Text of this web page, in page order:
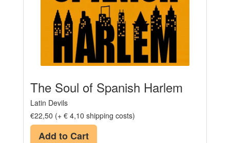
The Soul of Spanish Harlem
Latin Devils
€22,50 (+ € 4,10 shipping costs)
Add to Cart